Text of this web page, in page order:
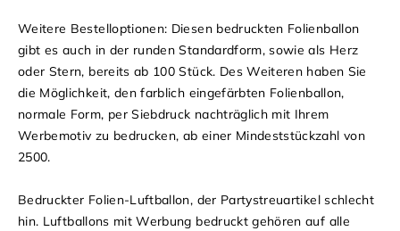
Weitere Bestelloptionen: Diesen bedruckten Folienballon
gibt es auch in der runden Standardform, sowie als Herz
oder Stern, bereits ab 100 Stück. Des Weiteren haben Sie
die Möglichkeit, den farblich eingefärbten Folienballon,
normale Form, per Siebdruck nachträglich mit Ihrem
Werbemotiv zu bedrucken, ab einer Mindeststückzahl von
2500.
Bedruckter Folien-Luftballon, der Partystreuartikel schlecht
hin. Luftballons mit Werbung bedruckt gehören auf alle